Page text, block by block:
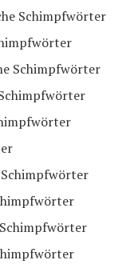
Schimpfwörter
Schimpfwörter
Schimpfwörter